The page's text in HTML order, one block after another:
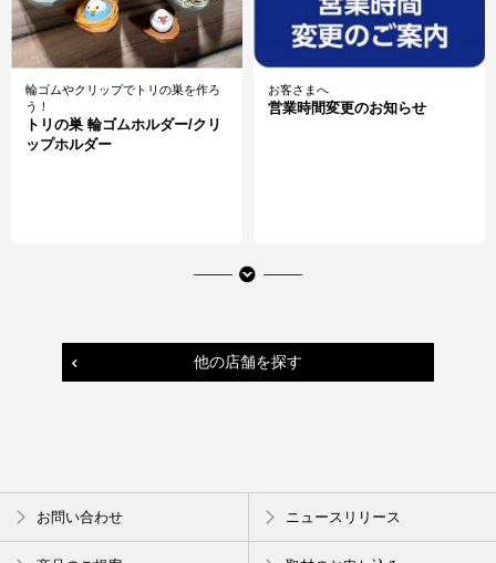
輪ゴムやクリップでトリの巣を作ろ
う！
トリの巣 輪ゴムホルダー/クリ
ップホルダー
お客さまへ
営業時間変更のお知らせ
美味しいアイスコーヒーを味わ
う
ペンケース mitte（ミッテ）
他の店舗を探す
お問い合わせ ニュースリリース